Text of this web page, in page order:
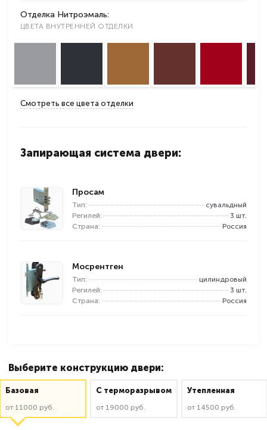
Отделка Нитроэмаль:
ЦВЕТА ВНУТРЕННЕЙ ОТДЕЛКИ
Смотреть все цвета отделки
Запирающая система двери:
Просам
Тип:
сувальдный
Регилей:
3 шт.
Страна:
Россия
Мосрентген
Тип:
цилиндровый
Регилей:
3 шт.
Страна:
Россия
Выберите конструкцию двери:
Базовая
от 11000 руб.
C терморазрывом
от 19000 руб.
Утепленная
от 14500 руб.